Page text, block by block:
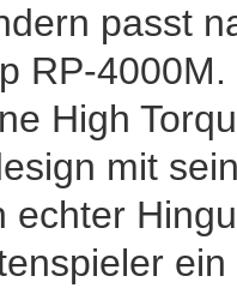
passt
RP-
High
mit
echter